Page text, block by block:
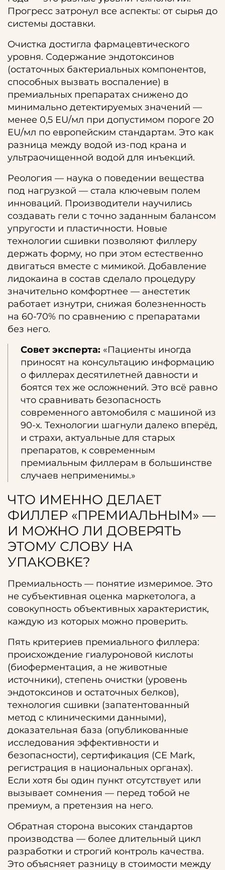
Прогресс затронул все аспекты: от сырья до
системы доставки.
Очистка достигла фармацевтического
уровня. Содержание эндотоксинов
(остаточных бактериальных компонентов,
способных вызвать воспаление) в
премиальных препаратах снижено до
минимально детектируемых значений —
менее 0,5 EU/мл при допустимом пороге 20
EU/мл по европейским стандартам. Это как
разница между водой из-под крана и
ультраочищенной водой для инъекций.
Реология — наука о поведении вещества
под нагрузкой — стала ключевым полем
инноваций. Производители научились
создавать гели с точно заданным балансом
упругости и пластичности. Новые
технологии сшивки позволяют филлеру
держать форму, но при этом естественно
двигаться вместе с мимикой. Добавление
лидокаина в состав сделало процедуру
значительно комфортнее — анестетик
работает изнутри, снижая болезненность
на 60-70% по сравнению с препаратами
без него.
Совет эксперта: «Пациенты иногда
приносят на консультацию информацию
о филлерах десятилетней давности и
боятся тех же осложнений. Это всё равно
что сравнивать безопасность
современного автомобиля с машиной из
90-х. Технологии шагнули далеко вперёд,
и страхи, актуальные для старых
препаратов, к современным
премиальным филлерам в большинстве
случаев неприменимы.»
ЧТО ИМЕННО ДЕЛАЕТ
ФИЛЛЕР «ПРЕМИАЛЬНЫМ» —
И МОЖНО ЛИ ДОВЕРЯТЬ
ЭТОМУ СЛОВУ НА
УПАКОВКЕ?
Премиальность — понятие измеримое. Это
не субъективная оценка маркетолога, а
совокупность объективных характеристик,
каждую из которых можно проверить.
Пять критериев премиального филлера:
происхождение гиалуроновой кислоты
(биоферментация, а не животные
источники), степень очистки (уровень
эндотоксинов и остаточных белков),
технология сшивки (запатентованный
метод с клиническими данными),
доказательная база (опубликованные
исследования эффективности и
безопасности), сертификация (CE Mark,
регистрация в национальных органах).
Если хотя бы один пункт отсутствует или
вызывает сомнения — перед тобой не
премиум, а претензия на него.
Обратная сторона высоких стандартов
производства — более длительный цикл
разработки и строгий контроль качества.
Это объясняет разницу в стоимости между